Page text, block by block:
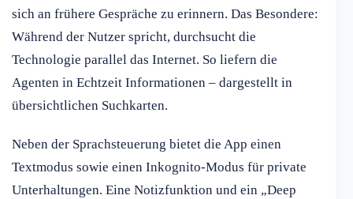
sich an frühere Gespräche zu erinnern. Das Besondere:
Während der Nutzer spricht, durchsucht die
Technologie parallel das Internet. So liefern die
Agenten in Echtzeit Informationen – dargestellt in
übersichtlichen Suchkarten.
Neben der Sprachsteuerung bietet die App einen
Textmodus sowie einen Inkognito-Modus für private
Unterhaltungen. Eine Notizfunktion und ein „Deep